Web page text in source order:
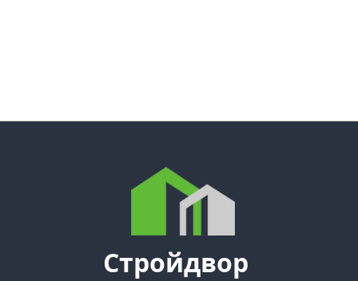
Стройдвор